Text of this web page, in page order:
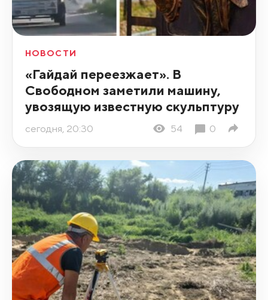
НОВОСТИ
«Гайдай переезжает». В
Свободном заметили машину,
увозящую известную скульптуру
сегодня, 20:30 54 0